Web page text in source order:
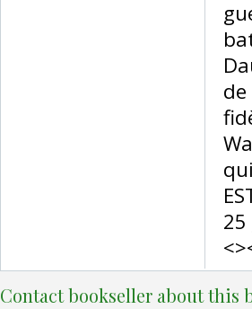
25
Contact bookseller about this